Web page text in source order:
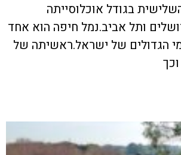
בגודל אוכלוסייתה
ותל אביב.נמל חיפה הוא אחד
הגדולים של ישראל.ראשיתה של